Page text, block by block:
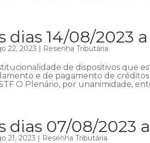
dias 14/08/2023
22, 2023 | Resenha Tributária
de dispositivos que
e de pagamento de
O Plenário, por unanimidade,
dias 07/08/2023
21, 2023 | Resenha Tributária